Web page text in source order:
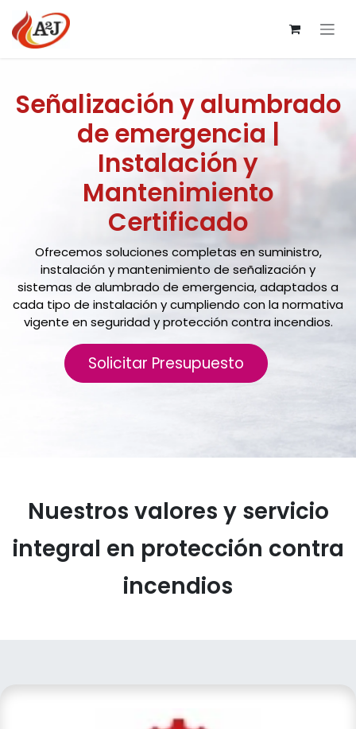
Ir al contenido
Señalización y alumbrado
de emergencia |
Instalación y
Mantenimiento
Certificado
Ofrecemos soluciones completas en suministro,
instalación y mantenimiento de señalización y
sistemas de alumbrado de emergencia, adaptados a
cada tipo de instalación y cumpliendo con la normativa
vigente en seguridad y protección contra incendios.
Solicitar Presupuesto
Nuestros valores y servicio
integral en protección contra
incendios